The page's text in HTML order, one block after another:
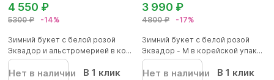
5300 ₽ -14%
4 550 ₽
Зимний букет с белой розой
Эквадор и альстромерией в ко...
Нет в наличии В 1 клик
4800 ₽ -17%
3 990 ₽
Зимний букет с белой розой
Эквадор - М в корейской упак...
Нет в наличии В 1 клик